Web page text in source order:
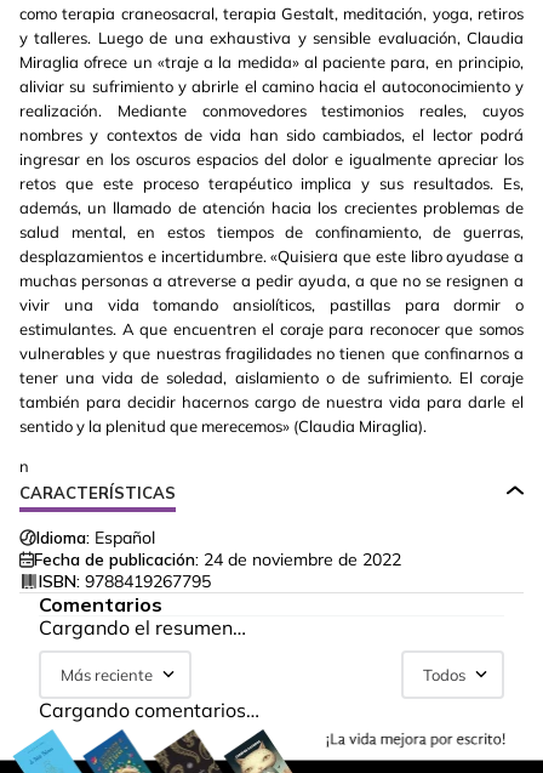
como terapia craneosacral, terapia Gestalt, meditación, yoga, retiros
y talleres. Luego de una exhaustiva y sensible evaluación, Claudia
Miraglia ofrece un «traje a la medida» al paciente para, en principio,
aliviar su sufrimiento y abrirle el camino hacia el autoconocimiento y
realización. Mediante conmovedores testimonios reales, cuyos
nombres y contextos de vida han sido cambiados, el lector podrá
ingresar en los oscuros espacios del dolor e igualmente apreciar los
retos que este proceso terapéutico implica y sus resultados. Es,
además, un llamado de atención hacia los crecientes problemas de
salud mental, en estos tiempos de confinamiento, de guerras,
desplazamientos e incertidumbre. «Quisiera que este libro ayudase a
muchas personas a atreverse a pedir ayuda, a que no se resignen a
vivir una vida tomando ansiolíticos, pastillas para dormir o
estimulantes. A que encuentren el coraje para reconocer que somos
vulnerables y que nuestras fragilidades no tienen que confinarnos a
tener una vida de soledad, aislamiento o de sufrimiento. El coraje
también para decidir hacernos cargo de nuestra vida para darle el
sentido y la plenitud que merecemos» (Claudia Miraglia).
n
CARACTERÍSTICAS
Idioma: Español
Fecha de publicación: 24 de noviembre de 2022
ISBN: 9788419267795
Comentarios
Cargando el resumen…
Más reciente Todos
Cargando comentarios…